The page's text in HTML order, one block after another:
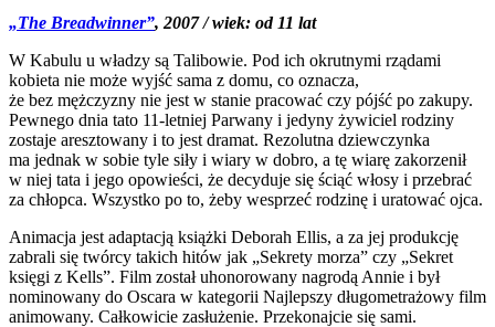
„The Breadwinner”, 2007 / wiek: od 11 lat
W Kabulu u władzy są Talibowie. Pod ich okrutnymi rządami
kobieta nie może wyjść sama z domu, co oznacza,
że bez mężczyzny nie jest w stanie pracować czy pójść po zakupy.
Pewnego dnia tato 11-letniej Parwany i jedyny żywiciel rodziny
zostaje aresztowany i to jest dramat. Rezolutna dziewczynka
ma jednak w sobie tyle siły i wiary w dobro, a tę wiarę zakorzenił
w niej tata i jego opowieści, że decyduje się ściąć włosy i przebrać
za chłopca. Wszystko po to, żeby wesprzeć rodzinę i uratować ojca.
Animacja jest adaptacją książki Deborah Ellis, a za jej produkcję
zabrali się twórcy takich hitów jak „Sekrety morza” czy „Sekret
księgi z Kells”. Film został uhonorowany nagrodą Annie i był
nominowany do Oscara w kategorii Najlepszy długometrażowy film
animowany. Całkowicie zasłużenie. Przekonajcie się sami.